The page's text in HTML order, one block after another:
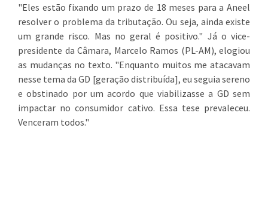
"Eles estão fixando um prazo de 18 meses para a Aneel
resolver o problema da tributação. Ou seja, ainda existe
um grande risco. Mas no geral é positivo." Já o vice-
presidente da Câmara, Marcelo Ramos (PL-AM), elogiou
as mudanças no texto. "Enquanto muitos me atacavam
nesse tema da GD [geração distribuída], eu seguia sereno
e obstinado por um acordo que viabilizasse a GD sem
impactar no consumidor cativo. Essa tese prevaleceu.
Venceram todos."